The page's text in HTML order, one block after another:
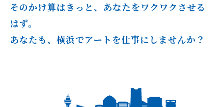
そのかけ算はきっと、あなたをワクワクさせる
はず。
あなたも、横浜でアートを仕事にしませんか？